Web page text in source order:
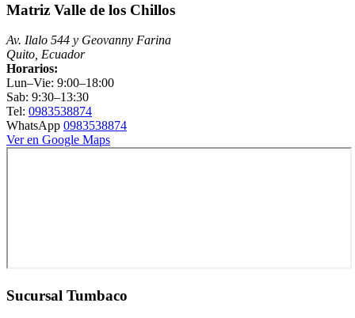
Matriz Valle de los Chillos
Av. Ilalo 544 y Geovanny Farina
Quito, Ecuador
Horarios:
Lun–Vie: 9:00–18:00
Sab: 9:30–13:30
Tel: 0983538874
WhatsApp 0983538874
Ver en Google Maps
Sucursal Tumbaco